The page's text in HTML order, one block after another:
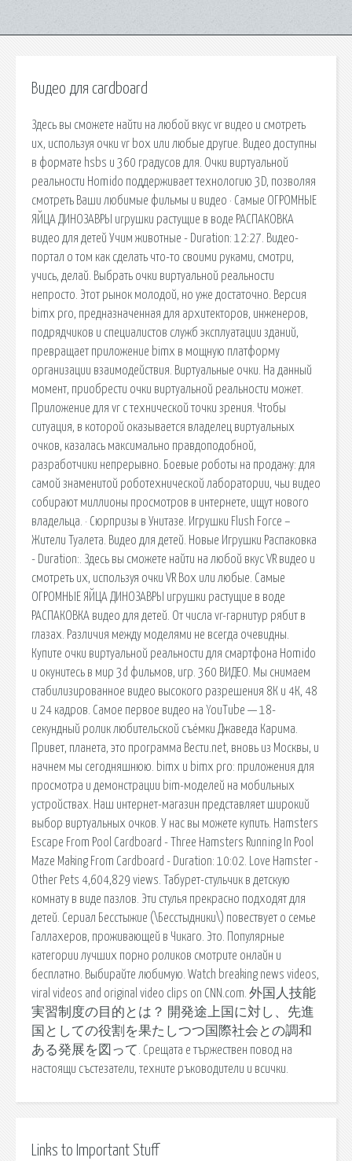
Видео для cardboard
Здесь вы сможете найти на любой вкус vr видео и смотреть
их, используя очки vr box или любые другие. Видео доступны
в формате hsbs и 360 градусов для. Очки виртуальной
реальности Homido поддерживает технологию 3D, позволяя
смотреть Ваши любимые фильмы и видео · Самые ОГРОМНЫЕ
ЯЙЦА ДИНОЗАВРЫ игрушки растущие в воде РАСПАКОВКА
видео для детей Учим животные - Duration: 12:27. Видео-
портал о том как сделать что-то своими руками, смотри,
учись, делай. Выбрать очки виртуальной реальности
непросто. Этот рынок молодой, но уже достаточно. Версия
bimx pro, предназначенная для архитекторов, инженеров,
подрядчиков и специалистов служб эксплуатации зданий,
превращает приложение bimx в мощную платформу
организации взаимодействия. Виртуальные очки. На данный
момент, приобрести очки виртуальной реальности может.
Приложение для vr с технической точки зрения. Чтобы
ситуация, в которой оказывается владелец виртуальных
очков, казалась максимально правдоподобной,
разработчики непрерывно. Боевые роботы на продажу: для
самой знаменитой роботехнической лаборатории, чьи видео
собирают миллионы просмотров в интернете, ищут нового
владельца. · Сюрпризы в Унитазе. Игрушки Flush Force –
Жители Туалета. Видео для детей. Новые Игрушки Распаковка
- Duration:. Здесь вы сможете найти на любой вкус VR видео и
смотреть их, используя очки VR Box или любые. Самые
ОГРОМНЫЕ ЯЙЦА ДИНОЗАВРЫ игрушки растущие в воде
РАСПАКОВКА видео для детей. От числа vr-гарнитур рябит в
глазах. Различия между моделями не всегда очевидны.
Купите очки виртуальной реальности для смартфона Homido
и окунитесь в мир 3d фильмов, игр. 360 ВИДЕО. Мы снимаем
стабилизированное видео высокого разрешения 8К и 4К, 48
и 24 кадров. Самое первое видео на YouTube — 18-
секундный ролик любительской съёмки Джаведа Карима.
Привет, планета, это программа Вести.net, вновь из Москвы, и
начнем мы сегодняшнюю. bimx и bimx pro: приложения для
просмотра и демонстрации bim-моделей на мобильных
устройствах. Наш интернет-магазин представляет широкий
выбор виртуальных очков. У нас вы можете купить. Hamsters
Escape From Pool Cardboard - Three Hamsters Running In Pool
Maze Making From Cardboard - Duration: 10:02. Love Hamster -
Other Pets 4,604,829 views. Табурет-стульчик в детскую
комнату в виде пазлов. Эти стулья прекрасно подходят для
детей. Сериал Бесстыжие (\Бесстыдники\) повествует о семье
Галлахеров, проживающей в Чикаго. Это. Популярные
категории лучших порно роликов смотрите онлайн и
бесплатно. Выбирайте любимую. Watch breaking news videos,
viral videos and original video clips on CNN.com. 外国人技能
実習制度の目的とは？ 開発途上国に対し、先進
国としての役割を果たしつつ国際社会との調和
ある発展を図って. Срещата е тържествен повод на
настоящи състезатели, техните ръководители и всички.
Links to Important Stuff